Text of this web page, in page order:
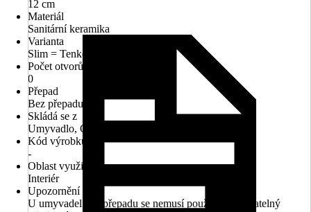
12 cm
Materiál
Sanitární keramika
Varianta
Slim = Tenkostěnné
Počet otvorů na kohout
0
Přepad
Bez přepadu
Skládá se z
Umyvadlo, Odtokový ventil 1 1/4, Keramická zátka
Kód výrobku
-
Oblast využití
Interiér
Upozornění
U umyvadel bez přepadu se nemusí používat uzavíratelný